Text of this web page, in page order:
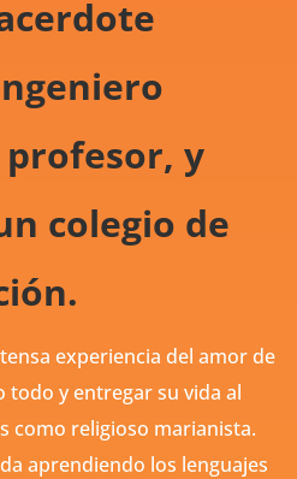
y
colegio de
experiencia del amor de
todo y entregar su vida al
como religioso marianista.
aprendiendo los lenguajes